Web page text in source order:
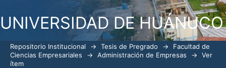
UNIVERSIDAD DE HUÁNUCO
Repositorio Institucional → Tesis de Pregrado →
Facultad de
Ciencias Empresariales
→ Administración de Empresas →
Ver
ítem